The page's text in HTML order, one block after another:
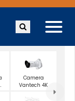
Camera
Vantech 4K